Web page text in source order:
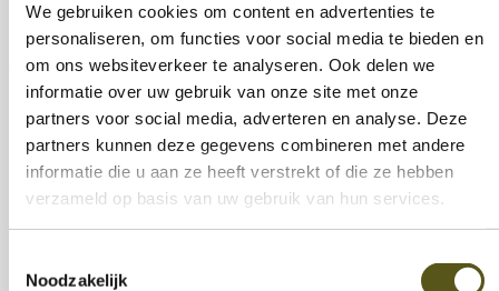
We gebruiken cookies om content en advertenties te
personaliseren, om functies voor social media te bieden en
om ons websiteverkeer te analyseren. Ook delen we
informatie over uw gebruik van onze site met onze
partners voor social media, adverteren en analyse. Deze
partners kunnen deze gegevens combineren met andere
informatie die u aan ze heeft verstrekt of die ze hebben
verzameld op basis van uw gebruik van hun services.
Noodzakelijk
ze dan een contract artikel 60’er voor anderhalf
jaar. Maar jammer genoeg zijn niet alle verhalen
een succes. Het blijft een grote uitdaging om
deze moeders te vinden en ze te activeren.”
Wat zijn je toekomstplannen?
blijven. Ik heb hier een stabiel leven opgebouwd